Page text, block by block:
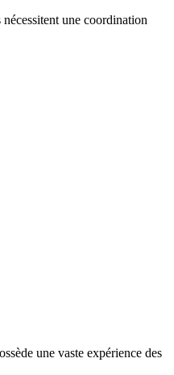
une coordination
une vaste expérience des